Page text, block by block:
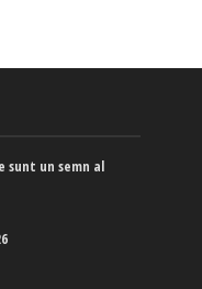
sunt un semn al